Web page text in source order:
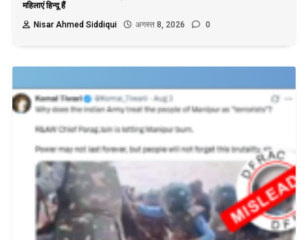
महिलाएं हिन्दू हैं
Nisar Ahmed Siddiqui
अगस्त 8, 2026 0